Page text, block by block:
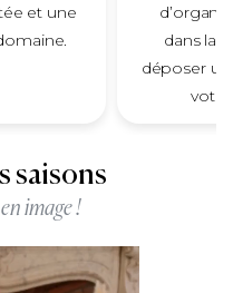
et une
dans la
déposer
saisons
image !